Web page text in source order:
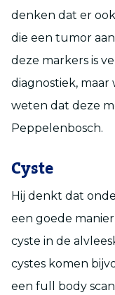
denken dat er
die een tumor
deze markers is
diagnostiek,
weten dat deze
Peppelenbosch.
Cyste
Hij denkt dat
een goede
cyste in de
cystes komen
een full body